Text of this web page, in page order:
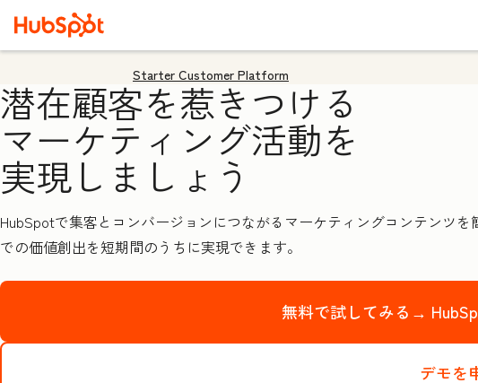
Starter Customer Platform
潜在顧客を惹きつける
マーケティング活動を
実現しましょう
HubSpotで集客とコンバージョンにつながるマーケティングコンテンツ
での価値創出を短期間のうちに実現できます。
無料で試してみる→
デモを